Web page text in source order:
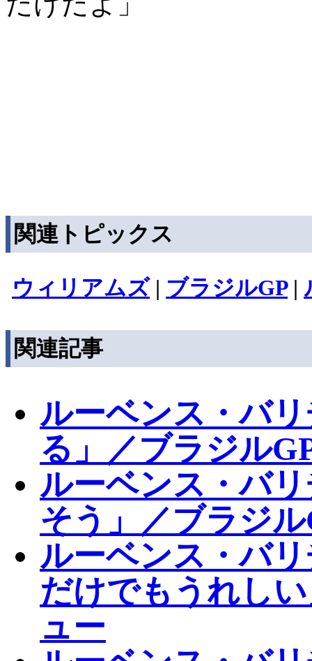
関連トピックス
ウィリアムズ| ブラジルGP|
関連記事
ルーベンス・バ
る」／ブラジル
ルーベンス・バ
そう」／ブラジ
ルーベンス・バ
だけでもうれし
ュー